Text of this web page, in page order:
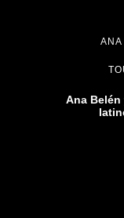
ANA
Ana